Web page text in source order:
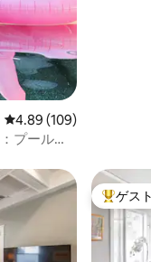
レビュー109件、5つ星
4.89 (109)
プールと
大好評
ゲス